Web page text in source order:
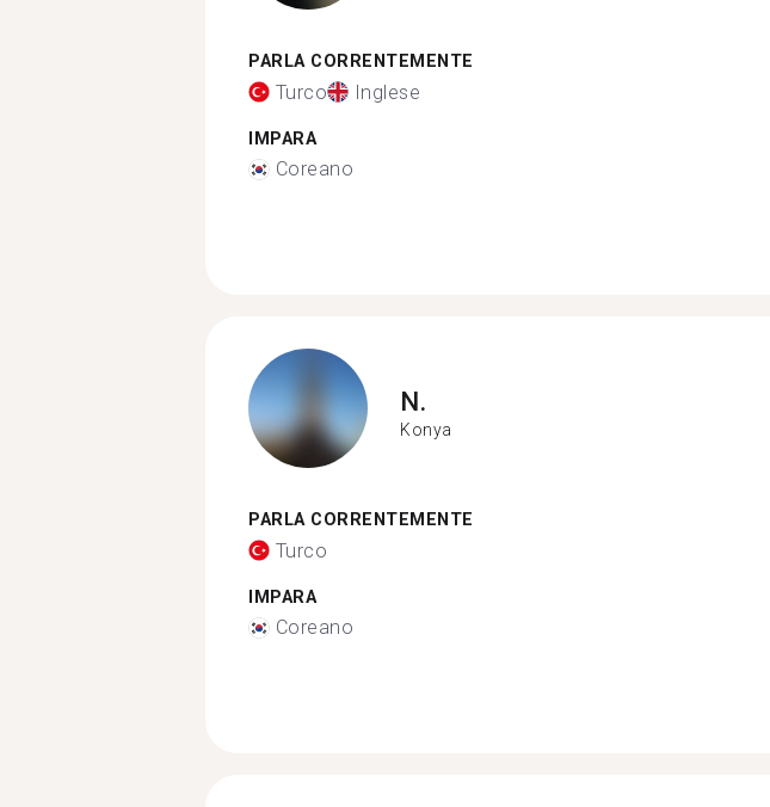
PARLA CORRENTEMENTE
Turco Inglese
IMPARA
Coreano
N.
Konya
PARLA CORRENTEMENTE
Turco
IMPARA
Coreano